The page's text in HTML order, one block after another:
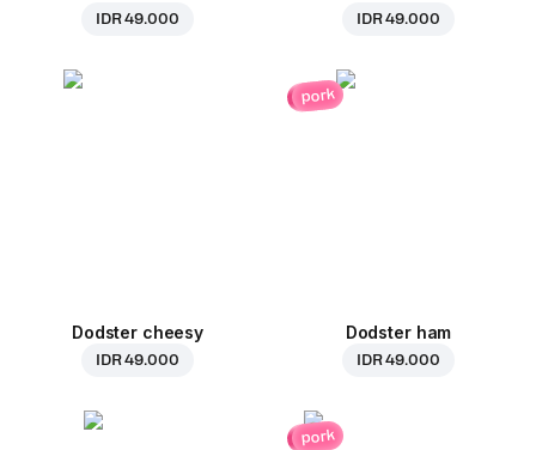
IDR 49.000 IDR 49.000
Dodster cheesy
IDR 49.000
pork
Dodster ham
IDR 49.000
pork